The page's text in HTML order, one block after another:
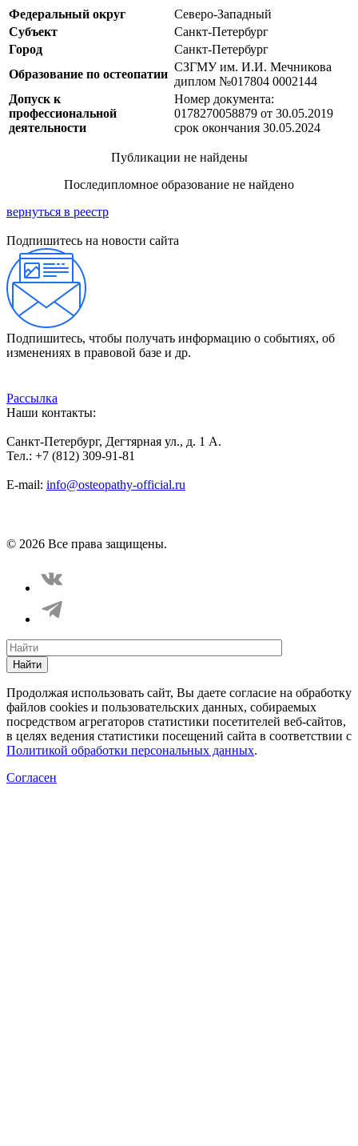
Федеральный округ
Северо-Западный
Субъект
Санкт-Петербург
Город
Санкт-Петербург
Образование по остеопатии
СЗГМУ им. И.И. Мечникова
диплом №017804 0002144
Допуск к
профессиональной
деятельности
Номер документа:
0178270058879 от 30.05.2019
срок окончания 30.05.2024
Публикации не найдены
Последипломное образование не найдено
вернуться в реестр
Подпишитесь на новости сайта
Подпишитесь, чтобы получать информацию о событиях, об
изменениях в правовой базе и др.
Рассылка
Наши контакты:
Санкт-Петербург, Дегтярная ул., д. 1 А.
Тел.: +7 (812) 309-91-81
E-mail: info@osteopathy-official.ru
© 2026 Все права защищены.
Найти
Продолжая использовать сайт, Вы даете согласие на обработку
файлов cookies и пользовательских данных, собираемых
посредством агрегаторов статистики посетителей веб-сайтов,
в целях ведения статистики посещений сайта в соответствии с
Политикой обработки персональных данных.
Согласен